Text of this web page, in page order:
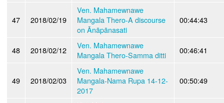
47 2018/02/19
Ven. Mahamewnawe
Mangala Thero-A discourse
on Ānāpānasati
00:44:43
48 2018/02/12
Ven. Mahamewnawe
Mangala Thero-Samma ditti
00:46:41
49 2018/02/03
Ven. Mahamewnawe
Mangala-Nama Rupa 14-12-
2017
00:50:49